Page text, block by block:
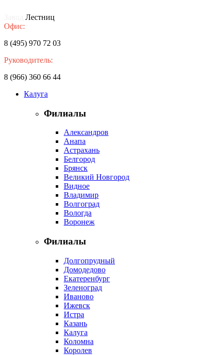
Лестниц
Офис:
8 (495) 970 72 03
Руководитель:
8 (966) 360 66 44
Калуга
Филиалы
Александров
Анапа
Астрахань
Белгород
Брянск
Великий Новгород
Видное
Владимир
Волгоград
Вологда
Воронеж
Филиалы
Долгопрудный
Домодедово
Екатеренбург
Зеленоград
Иваново
Ижевск
Истра
Казань
Калуга
Коломна
Королев